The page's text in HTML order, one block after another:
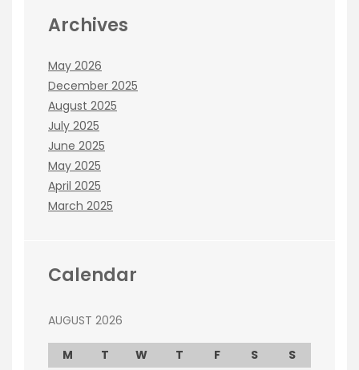
Archives
May 2026
December 2025
August 2025
July 2025
June 2025
May 2025
April 2025
March 2025
Calendar
AUGUST 2026
M T W T F S
S